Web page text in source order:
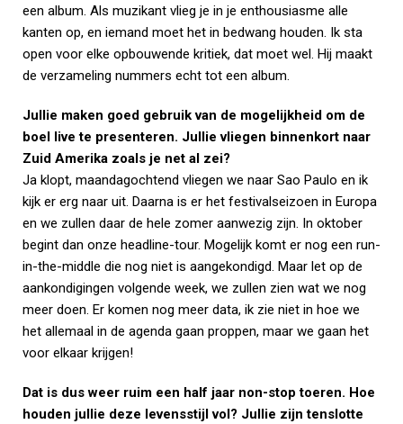
een album. Als muzikant vlieg je in je enthousiasme alle
kanten op, en iemand moet het in bedwang houden. Ik sta
open voor elke opbouwende kritiek, dat moet wel. Hij maakt
de verzameling nummers echt tot een album.
Jullie maken goed gebruik van de mogelijkheid om de
boel live te presenteren. Jullie vliegen binnenkort naar
Zuid Amerika zoals je net al zei?
Ja klopt, maandagochtend vliegen we naar Sao Paulo en ik
kijk er erg naar uit. Daarna is er het festivalseizoen in Europa
en we zullen daar de hele zomer aanwezig zijn. In oktober
begint dan onze headline-tour. Mogelijk komt er nog een run-
in-the-middle die nog niet is aangekondigd. Maar let op de
aankondigingen volgende week, we zullen zien wat we nog
meer doen. Er komen nog meer data, ik zie niet in hoe we
het allemaal in de agenda gaan proppen, maar we gaan het
voor elkaar krijgen!
Dat is dus weer ruim een half jaar non-stop toeren. Hoe
houden jullie deze levensstijl vol? Jullie zijn tenslotte